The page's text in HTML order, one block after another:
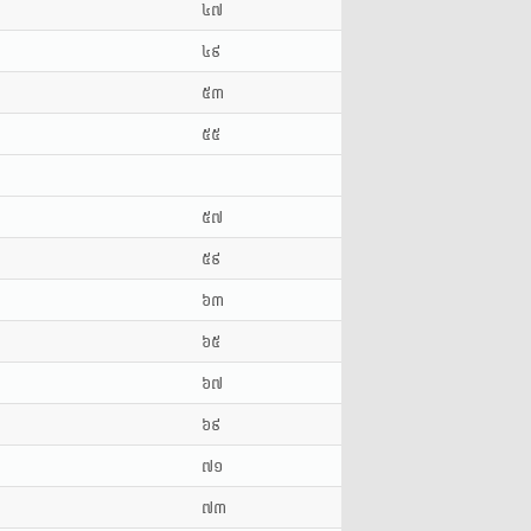
៤៧
៤៩
៥៣
៥៥
៥៧
៥៩
៦៣
៦៥
៦៧
៦៩
៧១
៧៣